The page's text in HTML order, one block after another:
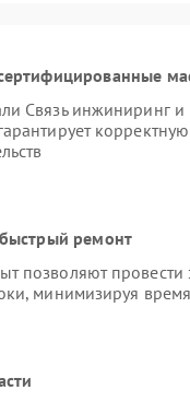
Связь инжиниринг
ремонт
позволяют провести
минимизируя время